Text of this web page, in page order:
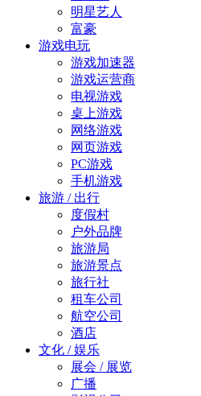
明星艺人
富豪
游戏电玩
游戏加速器
游戏运营商
电视游戏
桌上游戏
网络游戏
网页游戏
PC游戏
手机游戏
旅游 / 出行
度假村
户外品牌
旅游局
旅游景点
旅行社
租车公司
航空公司
酒店
文化 / 娱乐
展会 / 展览
广播